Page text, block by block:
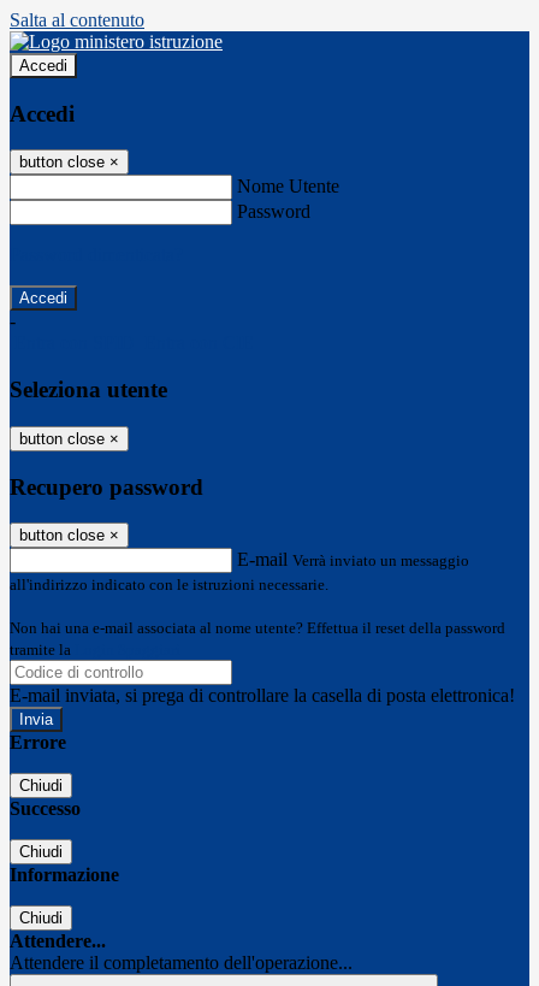
Salta al contenuto
Accedi
Accedi
button close ×
Nome Utente
Password
-
Seleziona utente
button close ×
Recupero password
button close ×
E-mail Verrà inviato un messaggio
all'indirizzo indicato con le istruzioni necessarie.
Non hai una e-mail associata al nome utente? Effettua il reset della password
tramite la
E-mail inviata, si prega di controllare la casella di posta elettronica!
Errore
Chiudi
Successo
Chiudi
Informazione
Chiudi
Attendere...
Attendere il completamento dell'operazione...